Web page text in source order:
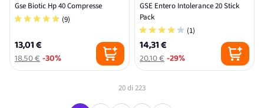
Gse Biotic Hp 40 Compresse
(9)
13,01 €
18,50 €-30%
GSE Entero Intolerance 20 Stick
Pack
(1)
14,31 €
20,10 €-29%
20di 223